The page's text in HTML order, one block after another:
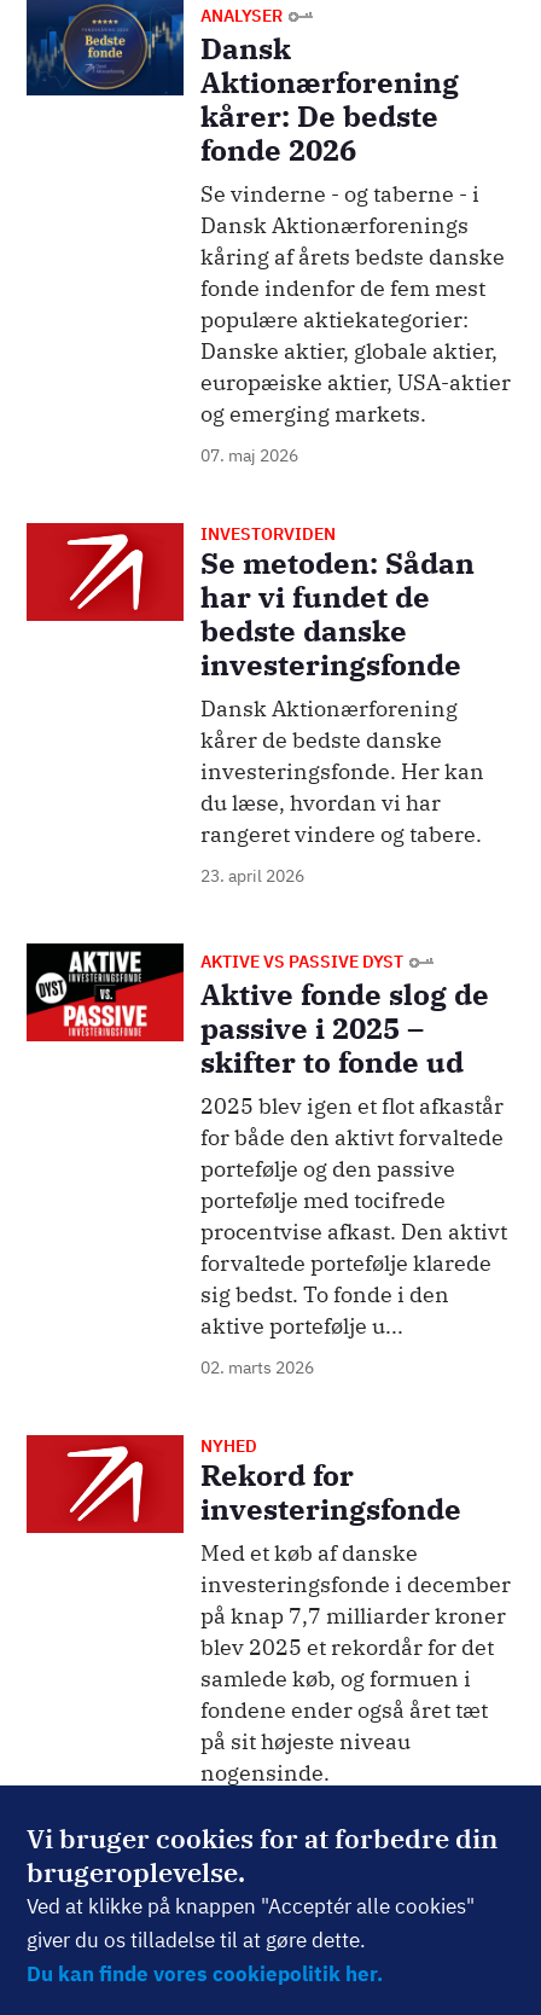
Vi bruger cookies for at forbedre din
brugeroplevelse.
Ved at klikke på knappen "Acceptér alle cookies"
giver du os tilladelse til at gøre dette.
Du kan finde vores cookiepolitik her.
Billede ANALYSER
Dansk
Aktionærforening
kårer: De bedste
fonde 2026
Se vinderne - og taberne - i
Dansk Aktionærforenings
kåring af årets bedste danske
fonde indenfor de fem mest
populære aktiekategorier:
Danske aktier, globale aktier,
europæiske aktier, USA-aktier
og emerging markets.
07. maj 2026
INVESTORVIDEN
Se metoden: Sådan
har vi fundet de
bedste danske
investeringsfonde
Dansk Aktionærforening
kårer de bedste danske
investeringsfonde. Her kan
du læse, hvordan vi har
rangeret vindere og tabere.
23. april 2026
Billede AKTIVE VS PASSIVE DYST
Aktive fonde slog de
passive i 2025 –
skifter to fonde ud
2025 blev igen et flot afkastår
for både den aktivt forvaltede
portefølje og den passive
portefølje med tocifrede
procentvise afkast. Den aktivt
forvaltede portefølje klarede
sig bedst. To fonde i den
aktive portefølje u...
02. marts 2026
NYHED
Rekord for
investeringsfonde
Med et køb af danske
investeringsfonde i december
på knap 7,7 milliarder kroner
blev 2025 et rekordår for det
samlede køb, og formuen i
fondene ender også året tæt
på sit højeste niveau
nogensinde.
Billede ANALYSER
En mulighed mens
du venter